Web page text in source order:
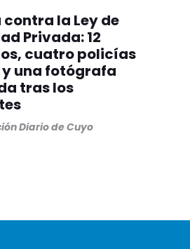
la Ley de
Privada: 12
cuatro policías
una fotógrafa
tras los
Diario de Cuyo